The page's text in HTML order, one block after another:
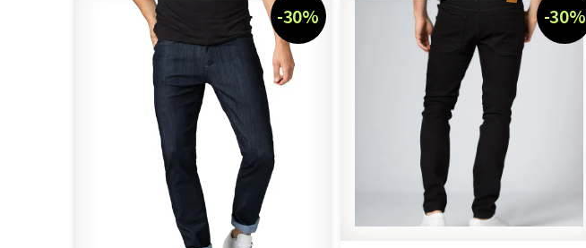
-30% -30%